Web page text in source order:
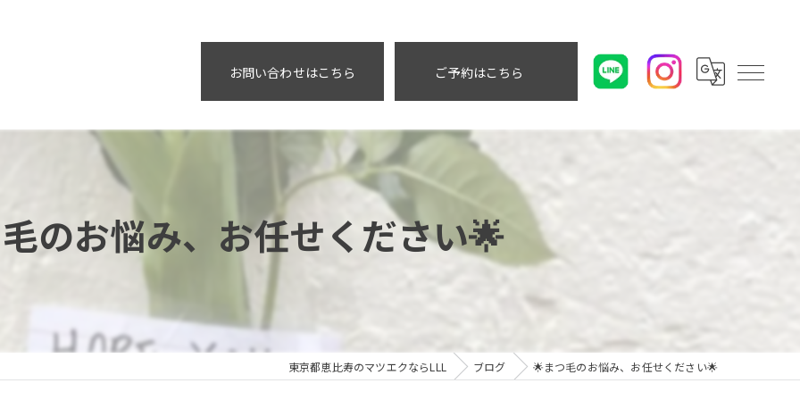
お問い合わせはこちら ご予約はこちら
のお悩み、お任せください🌟
東京都恵比寿のマツエクならLLL ブログ 🌟まつ毛のお悩み、お任せください🌟